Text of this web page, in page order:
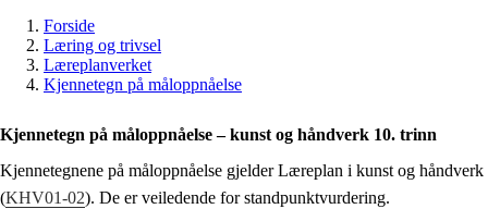
Forside
Læring og trivsel
Læreplanverket
Kjennetegn på måloppnåelse
Kjennetegn på måloppnåelse – kunst og håndverk 10. trinn
Kjennetegnene på måloppnåelse gjelder Læreplan i kunst og håndverk
(KHV01-02). De er veiledende for standpunktvurdering.